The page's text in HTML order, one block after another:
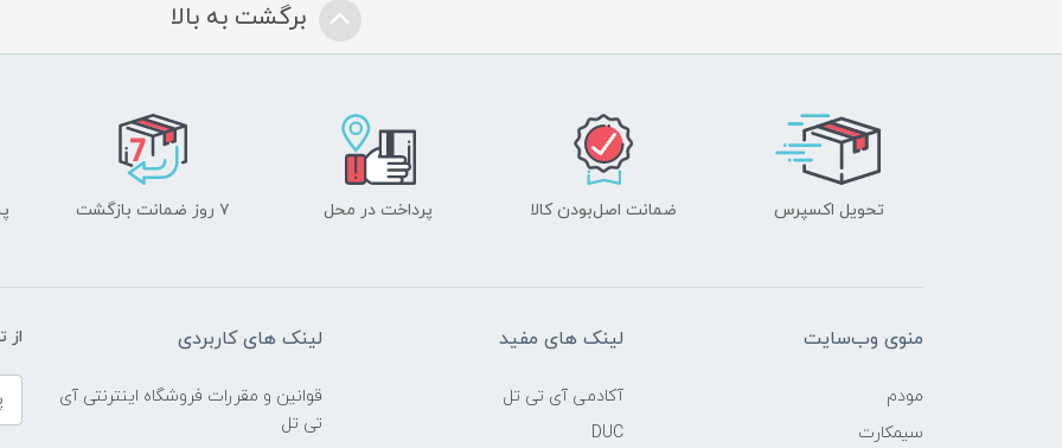
برگشت به بالا
تحویل اکسپرس ضمانت اصل‌بودن کالا پرداخت در محل ۷ روز ضمانت بازگشت
منوی وب‌سایت
مودم
سیمکارت
لینک های مفید
آکادمی آی تی تل
DUC
لینک های کاربردی
قوانین و مقررات فروشگاه اینترنتی آی
تی تل
از